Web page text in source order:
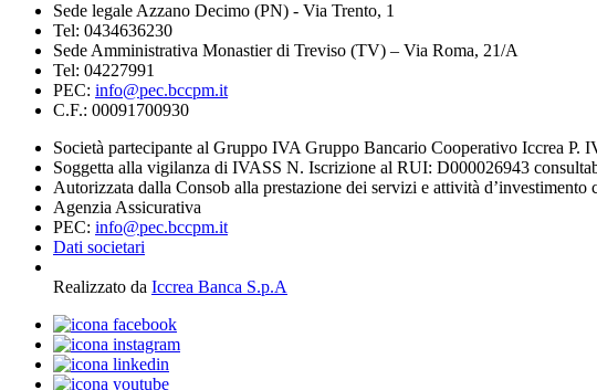
Sede legale Azzano Decimo (PN) - Via Trento, 1
Tel: 0434636230
Sede Amministrativa Monastier di Treviso (TV) – Via Roma, 21/A
Tel: 04227991
PEC: info@pec.bccpm.it
C.F.: 00091700930
Società partecipante al Gruppo IVA Gruppo Bancario Cooperativo Iccrea P.
Soggetta alla vigilanza di IVASS N. Iscrizione al RUI: D000026943
Autorizzata dalla Consob alla prestazione dei servizi e attività d’investimento
Agenzia Assicurativa
PEC: info@pec.bccpm.it
Dati societari
Realizzato da Iccrea Banca S.p.A